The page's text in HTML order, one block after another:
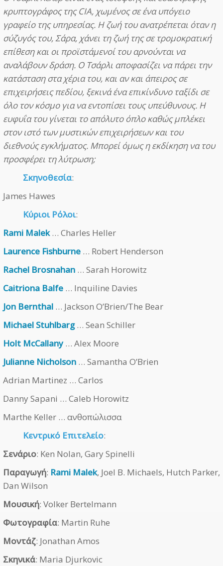
κρυπτογράφος της CIA, χωμένος σε ένα υπόγειο
γραφείο της υπηρεσίας. Η ζωή του ανατρέπεται όταν η
σύζυγός του, Σάρα, χάνει τη ζωή της σε τρομοκρατική
επίθεση και οι προϊστάμενοί του αρνούνται να
αναλάβουν δράση. Ο Τσάρλι αποφασίζει να πάρει την
κατάσταση στα χέρια του, και αν και άπειρος σε
επιχειρήσεις πεδίου, ξεκινά ένα επικίνδυνο ταξίδι σε
όλο τον κόσμο για να εντοπίσει τους υπεύθυνους. Η
ευφυΐα του γίνεται το απόλυτο όπλο καθώς μπλέκει
στον ιστό των μυστικών επιχειρήσεων και του
διεθνούς εγκλήματος. Μπορεί όμως η εκδίκηση να του
προσφέρει τη λύτρωση;
Σκηνοθεσία:
James Hawes
Κύριοι Ρόλοι:
Rami Malek… Charles Heller
Laurence Fishburne … Robert Henderson
Rachel Brosnahan … Sarah Horowitz
Caitriona Balfe … Inquiline Davies
Jon Bernthal … Jackson O’Brien/The Bear
Michael Stuhlbarg… Sean Schiller
Holt McCallany… Alex Moore
Julianne Nicholson … Samantha O’Brien
Adrian Martinez … Carlos
Danny Sapani … Caleb Horowitz
Marthe Keller … ανθοπώλισσα
Κεντρικό Επιτελείο:
Σενάριο: Ken Nolan, Gary Spinelli
Παραγωγή: Rami Malek, Joel B. Michaels, Hutch Parker,
Dan Wilson
Μουσική: Volker Bertelmann
Φωτογραφία: Martin Ruhe
Μοντάζ: Jonathan Amos
Σκηνικά: Maria Djurkovic